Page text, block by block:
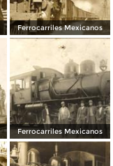
Ferrocarriles Mexicanos
Ferrocarriles Mexicanos